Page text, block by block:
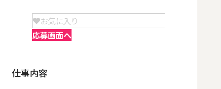
お気に入り
応募画面へ
仕事内容